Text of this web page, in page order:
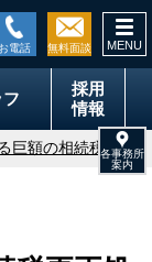
採用
情報
巨額の相続税更正